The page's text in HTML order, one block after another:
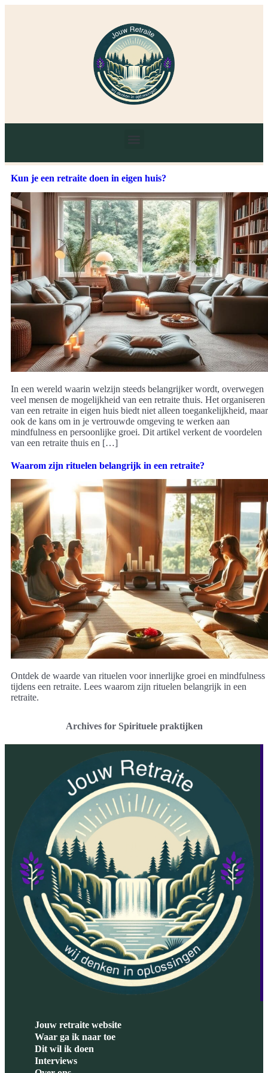
Kun je een retraite doen in eigen huis?
In een wereld waarin welzijn steeds belangrijker wordt, overwegen
veel mensen de mogelijkheid van een retraite thuis. Het organiseren
van een retraite in eigen huis biedt niet alleen toegankelijkheid, maar
ook de kans om in je vertrouwde omgeving te werken aan
mindfulness en persoonlijke groei. Dit artikel verkent de voordelen
van een retraite thuis en […]
Waarom zijn rituelen belangrijk in een retraite?
Ontdek de waarde van rituelen voor innerlijke groei en mindfulness
tijdens een retraite. Lees waarom zijn rituelen belangrijk in een
retraite.
Archives for Spirituele praktijken
Jouw retraite website
Waar ga ik naar toe
Dit wil ik doen
Interviews